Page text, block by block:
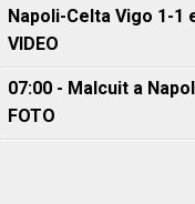
Napoli-Celta Vigo 1-1
VIDEO
07:00 - Malcuit a
FOTO